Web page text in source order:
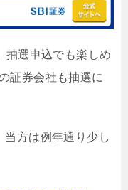
抽選申込でも楽しめ
証券会社も抽選に
方は例年通り少し